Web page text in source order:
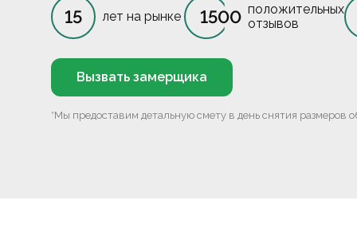
15 лет на рынке 1500 положительных
отзывов
Вызвать замерщика
*Мы предоставим детальную смету в день снятия размеров